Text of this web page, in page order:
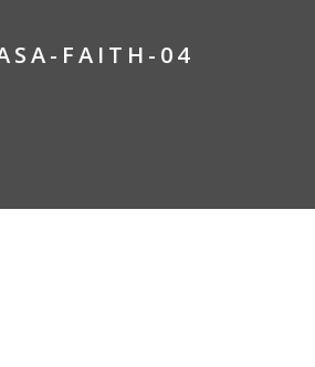
FAITH-04